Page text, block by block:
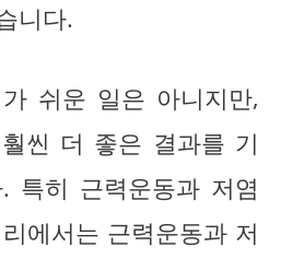
니다.
쉬운 일은 아니지만,
씬 더 좋은 결과를 기
특히 근력운동과 저염
에서는 근력운동과 저